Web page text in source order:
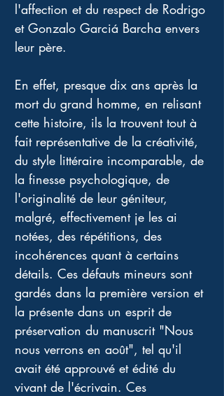
l'affection et du respect de Rodrigo
et Gonzalo Garciá Barcha envers
leur père.
En effet, presque dix ans après la
mort du grand homme, en relisant
cette histoire, ils la trouvent tout à
fait représentative de la créativité,
du style littéraire incomparable, de
la finesse psychologique, de
l'originalité de leur géniteur,
malgré, effectivement je les ai
notées, des répétitions, des
incohérences quant à certains
détails. Ces défauts mineurs sont
gardés dans la première version et
la présente dans un esprit de
préservation du manuscrit "Nous
nous verrons en août", tel qu'il
avait été approuvé et édité du
vivant de l'écrivain. Ces